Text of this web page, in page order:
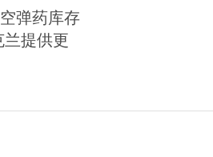
弹药库存
提供更